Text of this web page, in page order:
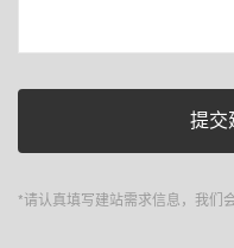
*请认真填写建站需求信息，我们